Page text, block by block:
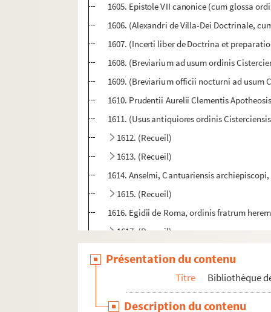
1605. Epistole VII canonice (cum glossa
1606. (Alexandri de Villa-Dei Doctrinale,
1607. (Incerti liber de Doctrina et
1608. (Breviarium ad usum ordinis
1609. (Breviarium officii nocturni ad usum
1610. Prudentii Aurelii Clementis
1611. (Usus antiquiores ordinis
1612. (Recueil)
1613. (Recueil)
1614. Anselmi, Cantuariensis
1615. (Recueil)
1616. Egidii de Roma, ordinis fratrum
1617. (Recueil)
1621. (Incerti) Liber de Dilectione
Présentation du contenu
Titre Bibliothèque
Description du contenu